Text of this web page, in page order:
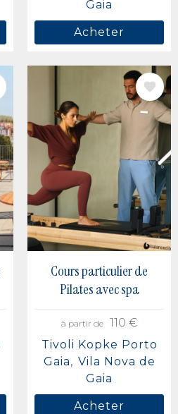
Gaia
Acheter
Cours particulier de
Pilates avec spa
à partir de 110 €
Tivoli Kopke Porto
Gaia
Vila Nova de
Gaia
Acheter